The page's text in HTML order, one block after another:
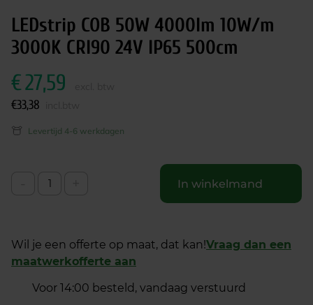
LEDstrip COB 50W 4000lm 10W/m
3000K CRI90 24V IP65 500cm
€27,59
€33,38
Levertijd 4-6 werkdagen
In winkelmand
Wil je een offerte op maat, dat kan!Vraag dan een
maatwerkofferte aan
Voor 14:00 besteld, vandaag verstuurd